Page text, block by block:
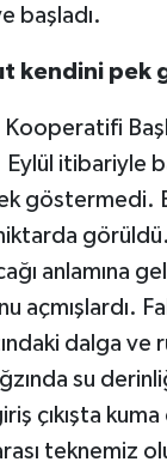
başladı.
kendini pek
Kooperatifi
1 Eylül
göstermedi.
anlamına
açmışlardı.
dalga
su
çıkışta kuma
teknemiz